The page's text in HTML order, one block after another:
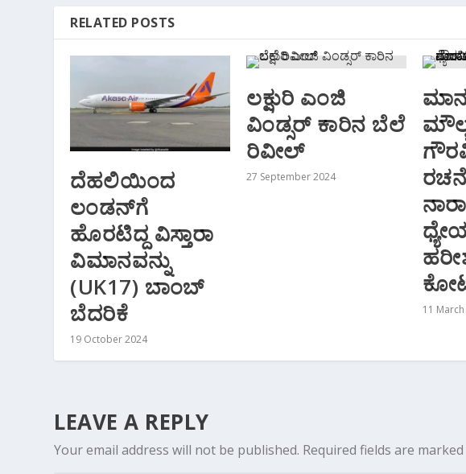
RELATED POSTS
ದೆಹಲಿಯಿಂದ
ಲಂಡನ್‌ಗೆ
ಹೊರಟಿದ್ದ ವಿಸ್ತಾರಾ
ವಿಮಾನವನ್ನು
(UK17) ಬಾಂಬ್
ಬೆದರಿಕೆ
19 October 2024
ಲಕ್ಷುರಿ ಎಂಜಿ
ವಿಂಡ್ಸರ್ ಕಾರಿನ ಬೆಲೆ
ರಿವೀಲ್
27 September 2024
11
LEAVE A REPLY
Your email address will not be published. Required fields are marked